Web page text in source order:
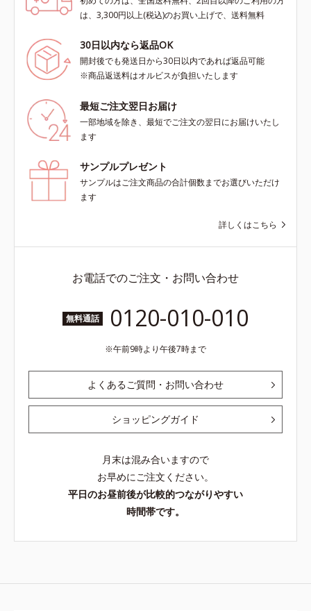
は、3,300円以上(税込)のお買い上げで、送料無料
30日以内なら返品OK
開封後でも発送日から30日以内であれば返品可能
※商品返送料はオルビスが負担いたします
最短ご注文翌日お届け
一部地域を除き、最短でご注文の翌日にお届けいたし
ます
サンプルプレゼント
サンプルはご注文商品の合計個数までお選びいただけ
ます
詳しくはこちら
お電話でのご注文・お問い合わせ
無料通話 0120-010-010
午前9時より午後7時まで
よくあるご質問・お問い合わせ
ショッピングガイド
月末は混み合いますので
お早めにご注文ください。
平日のお昼前後が比較的つながりやすい
時間帯です。